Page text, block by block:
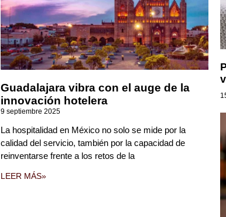
Guadalajara vibra con el auge de la
innovación hotelera
9 septiembre 2025
La hospitalidad en México no solo se mide por la
calidad del servicio, también por la capacidad de
reinventarse frente a los retos de la
LEER MÁS»